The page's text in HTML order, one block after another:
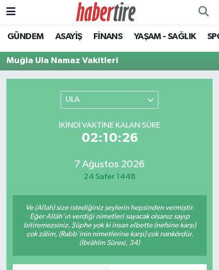
GÜNDEM ASAYİŞ FİNANS YAŞAM - SAĞLIK
Muğla Ula Namaz Vakitleri
ULA
İKINDI VAKTINE KALAN SÜRE
02:10:26
7 Ağustos 2026
24 Safer 1448
Ve (Allah) size istediğiniz şeylerin hepsinden vermiştir.
Eğer Allâh'ın verdiği nimetleri sayacak olsanız sayıp
bitiremezsiniz. Şüphe yok ki insan elbette (nefsine karşı)
çok zâlim, (Rabb'inin nimetlerine karşı) çok nankördür.
(İbrâhîm Sûresi, 34)
Tire Nöbetçi Eczaneler
Tire Hava Durumu
Tüm Manşetler
Son Dakika Haberleri